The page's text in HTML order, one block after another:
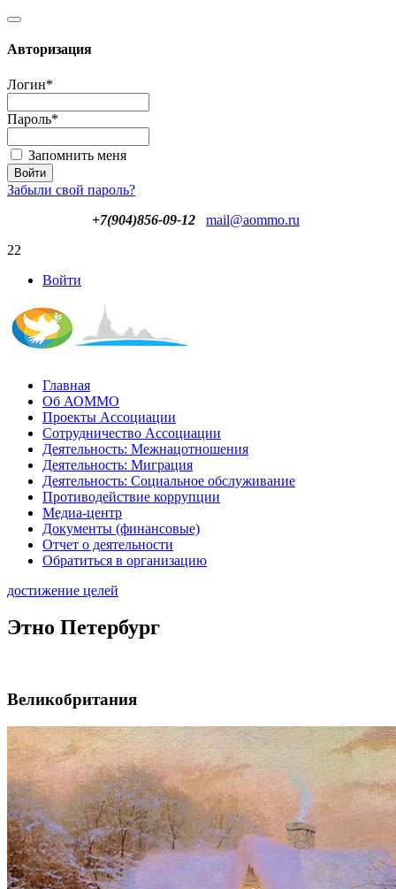
Авторизация
Логин*
Пароль*
Запомнить меня
Забыли свой пароль?
+7(904)856-09-12
mail@aommo.ru
22
Войти
Главная
Об АОММО
Проекты Ассоциации
Сотрудничество Ассоциации
Деятельность: Межнацотношения
Деятельность: Миграция
Деятельность: Социальное обслуживание
Противодействие коррупции
Медиа-центр
Документы (финансовые)
Отчет о деятельности
Обратиться в организацию
достижение целей
Этно Петербург
Великобритания